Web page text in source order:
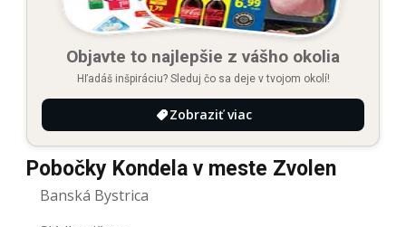
Objavte to najlepšie z vášho okolia
Hľadáš inšpiráciu? Sleduj čo sa deje v tvojom okolí!
Zobraziť viac
Pobočky Kondela v meste Zvolen
Banská Bystrica